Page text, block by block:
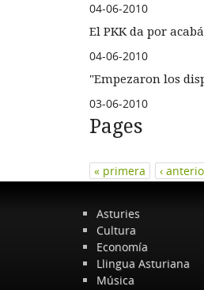
04-06-2010
El PKK da por
04-06-2010
"Empezaron los
03-06-2010
Pages
« primera ‹
Asturies
Cultura
Economía
Llingua Asturiana
Música